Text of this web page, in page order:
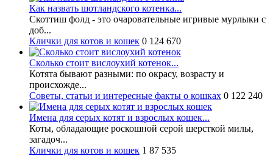
Как назвать шотландского котенка...
Скоттиш фолд - это очаровательные игривые мурлыки с
доб...
Клички для котов и кошек 0 124 670
Сколько стоит вислоухий котенок...
Котята бывают разными: по окрасу, возрасту и
происхожде...
Советы, статьи и интересные факты о кошках 0 122 240
Имена для серых котят и взрослых кошек...
Коты, обладающие роскошной серой шерсткой милы,
загадоч...
Клички для котов и кошек 1 87 535